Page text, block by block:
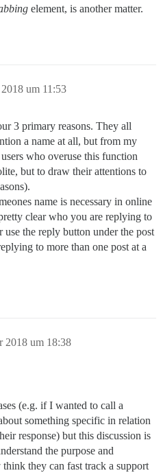
element, is another matter.
um 11:53
3 primary reasons. They all
a name at all, but from my
who overuse this function
but to draw their attentions to
name is necessary in online
clear who you are replying to
use the reply button under the post
to more than one post at a
2018 um 18:38
(e.g. if I wanted to call a
something specific in relation
response) but this discussion is
the purpose and
they can fast track a support